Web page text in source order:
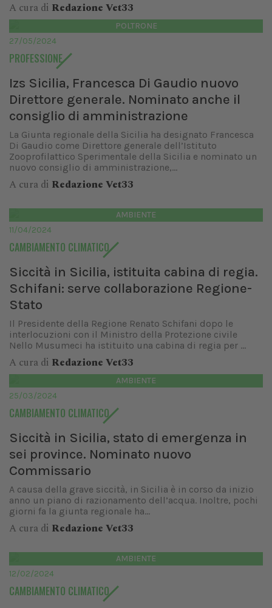
A cura di Redazione Vet33
POLTRONE
27/05/2024
PROFESSIONE
Izs Sicilia, Francesca Di Gaudio nuovo
Direttore generale. Nominato anche il
consiglio di amministrazione
La Giunta regionale della Sicilia ha designato Francesca
Di Gaudio come Direttore generale dell’Istituto
Zooprofilattico Sperimentale della Sicilia e nominato un
nuovo consiglio di amministrazione,...
A cura di Redazione Vet33
AMBIENTE
11/04/2024
CAMBIAMENTO CLIMATICO
Siccità in Sicilia, istituita cabina di regia.
Schifani: serve collaborazione Regione-
Stato
Il Presidente della Regione Renato Schifani dopo le
interlocuzioni con il Ministro della Protezione civile
Nello Musumeci ha istituito una cabina di regia per ...
A cura di Redazione Vet33
AMBIENTE
25/03/2024
CAMBIAMENTO CLIMATICO
Siccità in Sicilia, stato di emergenza in
sei province. Nominato nuovo
Commissario
A causa della grave siccità, in Sicilia è in corso da inizio
anno un piano di razionamento dell’acqua. Inoltre, pochi
giorni fa la giunta regionale ha...
A cura di Redazione Vet33
AMBIENTE
12/02/2024
CAMBIAMENTO CLIMATICO